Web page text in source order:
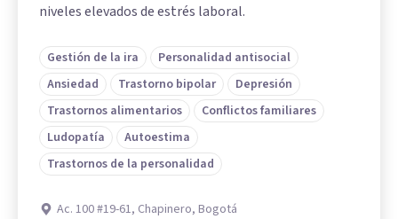
niveles elevados de estrés laboral.
Gestión de la ira
Personalidad antisocial
Ansiedad
Trastorno bipolar
Depresión
Trastornos alimentarios
Conflictos familiares
Ludopatía
Autoestima
Trastornos de la personalidad
Ac. 100 #19-61, Chapinero, Bogotá